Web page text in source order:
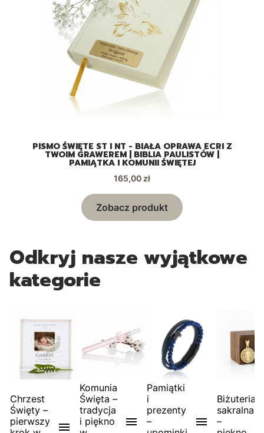
PISMO ŚWIĘTE ST I NT - BIAŁA OPRAWA ECRI Z
TWOIM GRAWEREM | BIBLIA PAULISTÓW |
PAMIĄTKA I KOMUNII ŚWIĘTEJ
Cena
165,00 zł
Zobacz produkt
Odkryj nasze wyjątkowe
kategorie
Chrzest
Święty –
pierwszy
Komunia
Święta –
tradycja
i piękno
Pamiątki
i
prezenty
–
Biżuteria
sakralna
–